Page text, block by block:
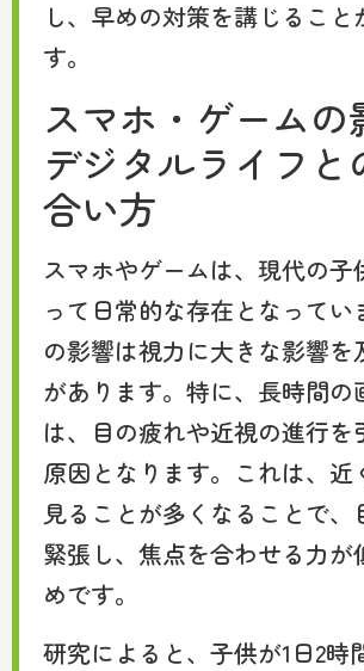
し、早めの対策を講じること
す。
スマホ・ゲームの
デジタルライフと
合い方
スマホやゲームは、現代の子
って日常的な存在となってい
の影響は視力に大きな影響を
があります。特に、長時間の
は、目の疲れや近視の進行を
原因となります。これは、近
見ることが多くなることで、
緊張し、焦点を合わせる力が
めです。
研究によると、子供が1日2時